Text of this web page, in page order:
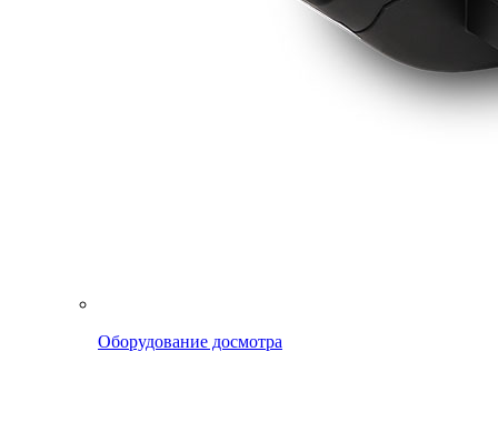
Оборудование досмотра